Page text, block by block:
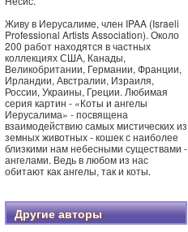
Живу в Иерусалиме, член IPAA (Israeli
Professional Artists Association). Около
200 работ находятся в частных
коллекциях США, Канады,
Великобритании, Германии, Франции,
Ирландии, Австралии, Израиля,
России, Украины, Греции. Любимая
серия картин - «Коты и ангелы
Иерусалима» - посвящена
взаимодействию самых мистических из
земных животных - кошек с наиболее
близкими нам небесными существами -
ангелами. Ведь в любом из нас
обитают как ангелы, так и коты.
Другие авторы